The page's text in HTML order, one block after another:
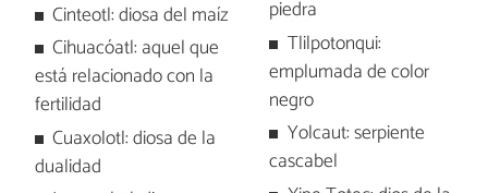
Cinteotl: diosa del maíz
Cihuacóatl: aquel que
está relacionado con la
fertilidad
Cuaxolotl: diosa de la
dualidad
piedra
Tlilpotonqui:
emplumada de color
negro
Yolcaut: serpiente
cascabel